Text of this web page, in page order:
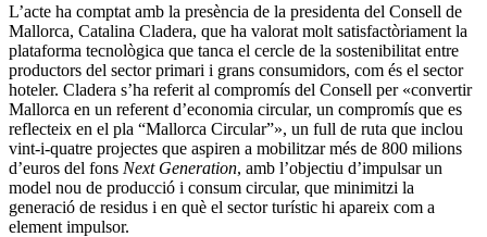
L’acte ha comptat amb la presència de la presidenta del Consell de
Mallorca, Catalina Cladera, que ha valorat molt satisfactòriament la
plataforma tecnològica que tanca el cercle de la sostenibilitat entre
productors del sector primari i grans consumidors, com és el sector
hoteler. Cladera s’ha referit al compromís del Consell per «convertir
Mallorca en un referent d’economia circular, un compromís que es
reflecteix en el pla “Mallorca Circular”», un full de ruta que inclou
vint-i-quatre projectes que aspiren a mobilitzar més de 800 milions
d’euros del fons Next Generation, amb l’objectiu d’impulsar un
model nou de producció i consum circular, que minimitzi la
generació de residus i en què el sector turístic hi apareix com a
element impulsor.